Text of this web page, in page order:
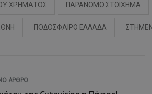
ΧΡΗΜΑΤΟΣ ΠΑΡΑΝΟΜΟ ΣΤΟΙΧΗΜΑ
ΠΟΔΟΣΦΑΙΡΟ ΕΛΛΑΔΑ
ΆΡΘΡΟ